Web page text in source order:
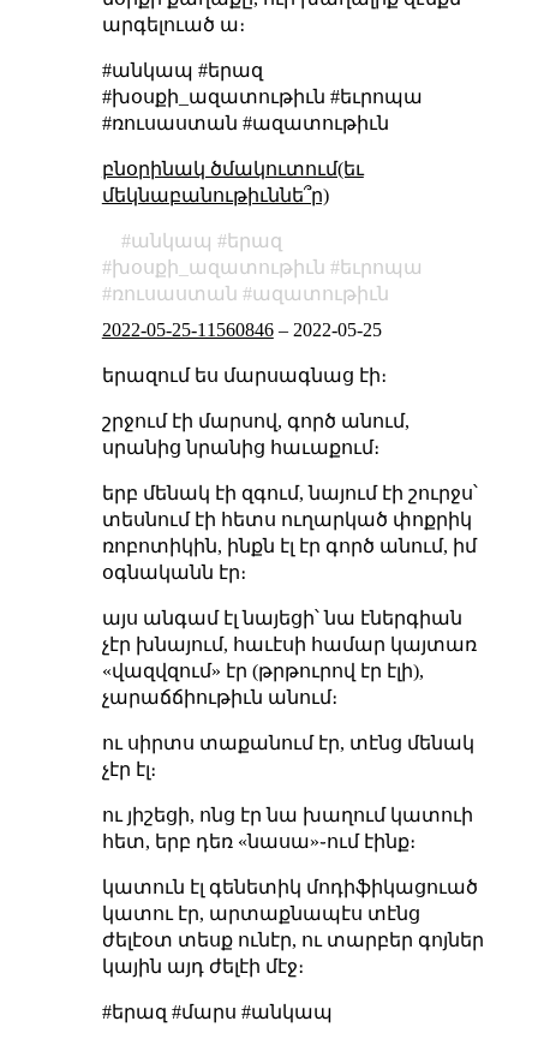
արգելուած ա։
#անկապ #երազ
#խօսքի_ազատութիւն #եւրոպա
#ռուսաստան #ազատութիւն
բնօրինակ ծմակուտում(եւ
մեկնաբանութիւննե՞ր)
անկապ
երազ
խօսքի_ազատութիւն
եւրոպա
ռուսաստան
ազատութիւն
2022-05-25-11560846– 2022-05-25
երազում ես մարսագնաց էի։
շրջում էի մարսով, գործ անում,
սրանից նրանից հաւաքում։
երբ մենակ էի զգում, նայում էի շուրջս՝
տեսնում էի հետս ուղարկած փոքրիկ
ռոբոտիկին, ինքն էլ էր գործ անում, իմ
օգնականն էր։
այս անգամ էլ նայեցի՝ նա էներգիան
չէր խնայում, հաւէսի համար կայտառ
«վազվզում» էր (թրթուրով էր էլի),
չարաճճիութիւն անում։
ու սիրտս տաքանում էր, տէնց մենակ
չէր էլ։
ու յիշեցի, ոնց էր նա խաղում կատուի
հետ, երբ դեռ «նասա»֊ում էինք։
կատուն էլ գենետիկ մոդիֆիկացուած
կատու էր, արտաքնապէս տէնց
ժելէօտ տեսք ունէր, ու տարբեր գոյներ
կային այդ ժելէի մէջ։
#երազ #մարս #անկապ